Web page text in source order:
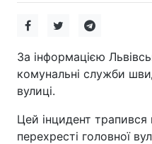
За інформацією
комунальні служби
вулиці.
Цей інцидент
перехресті головної